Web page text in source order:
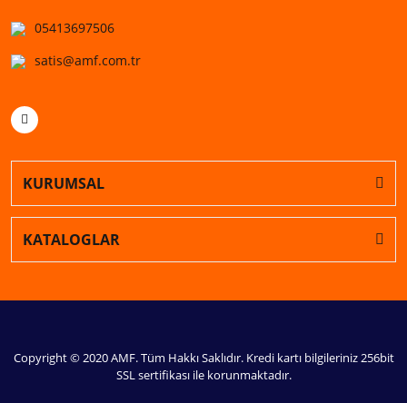
05413697506
satis@amf.com.tr
KURUMSAL
KATALOGLAR
Copyright © 2020 AMF. Tüm Hakkı Saklıdır. Kredi kartı bilgileriniz 256bit
SSL sertifikası ile korunmaktadır.